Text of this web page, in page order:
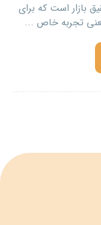
است که برای
تجربه خاص ...